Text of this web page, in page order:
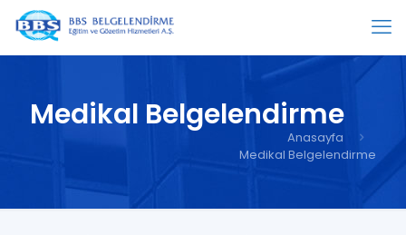
Medikal Belgelendirme
Anasayfa
Medikal Belgelendirme